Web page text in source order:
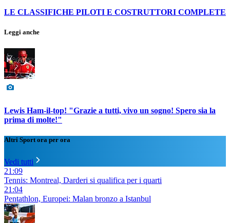
LE CLASSIFICHE PILOTI E COSTRUTTORI COMPLETE
Leggi anche
Lewis Ham-il-top! "Grazie a tutti, vivo un sogno! Spero sia la
prima di molte!"
Altri Sport ora per ora
Vedi tutti
21:09
Tennis: Montreal, Darderi si qualifica per i quarti
21:04
Pentathlon, Europei: Malan bronzo a Istanbul